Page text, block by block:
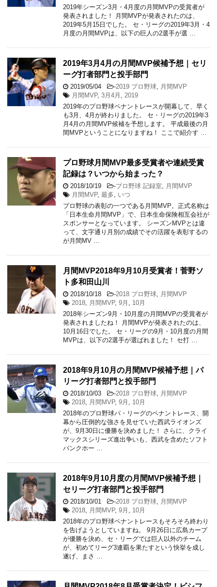
2019年シーズン3月・4月度の月間MVPの受賞者が
発表されました！ 月間MVPが発表されたのは、
2019年5月15日でした。 セ・リーグの2019年3月・4
月度の月間MVPは、以下の巨人の2選手が選 …
2019年3月4月の月間MVP候補予想｜セリ
ーグ打者部門と投手部門
2019/05/04 -2019 プロ野球
月間MVP
月間MVP, 3月4月
2019
2019年のプロ野球ペナントレースが開幕して、早く
も3月、4月が終わりました。 セ・リーグの2019年3
月4月の月間MVP候補を予想します。 平成最後の月
間MVPということになりますね！ ここで紹介す …
プロ野球月間MVP最多受賞者や連続受賞
記録は？いつから始まった？
2018/10/19 -プロ野球 記録室
月間MVP
月間MVP, 最多
いつ
プロ野球の表彰の一つである月間MVP。正式名称は
「日本生命月間MVP」で、日本生命保険相互会社が
スポンサーとなっています。 シーズンMVPとは違
って、文字通り月別の成績でその活躍を表彰するの
が月間MV …
月間MVP2018年9月10月受賞者！菅野ソ
ト多和田山川
2018/10/18 -2018 プロ野球
月間MVP
2018
月間MVP, 9月
10月
2018年シーズン9月・10月度の月間MVPの受賞者が
発表されましたね！ 月間MVPが発表されたのは、
10月16日でした。 セ・リーグの9月・10月度の月間
MVPは、以下の2選手が選ばれました！ セ打 …
2018年9月10月の月間MVP候補予想｜パ
リーグ打者部門と投手部門
2018/10/03 -2018 プロ野球
月間MVP
2018
月間MVP, 9月
10月
2018年のプロ野球パ・リーグのペナントレース、開
幕から圧倒的な強さを見せていた西武ライオンズ
が、9月30日に優勝を決めました！ さらに、クライ
マックスシリーズ進出争いも、西武を含めたソフト
バンクホー …
2018年9月10月度の月間MVP候補予想｜
セリーグ打者部門と投手部門
2018/10/01 -2018 プロ野球
月間MVP
2018
月間MVP, 9月
10月
2018年のプロ野球ペナントレースもそろそろ終わり
を告げようとしていますね。 9月26日に広島カープ
が優勝を決め、セ・リーグでは巨人以外のチーム
が、初めてリーグ3連覇を果たすという快挙を成し
遂げ、まさ …